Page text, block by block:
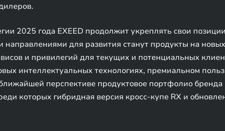
2025 года EXEED продолжит укреплять свои
для развития станут продукты на
и привилегий для текущих и потенциальных
интеллектуальных технологиях, премиальном
перспективе продуктовое портфолио
которых гибридная версия кросс-купе RX и